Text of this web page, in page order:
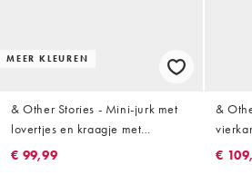
MEER KLEUREN
& Other Stories - Mini-jurk met
lovertjes en kraagje met
uitsnijding in zilvergrijs
€ 99,99
&
zwart
€